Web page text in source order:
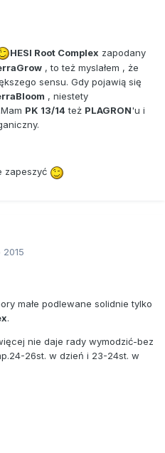
HESI Root Complex zapodany
, to też myslałem , że
sensu. Gdy pojawią się
, niestety
PK 13/14 też PLAGRON'u i
zapeszyć
2015
małe podlewane solidnie tylko
.
nie daje rady wymodzić-bez
26st. w dzień i 23-24st. w